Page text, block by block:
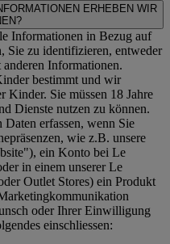
ERHEBEN WIR
Informationen in Bezug auf
Sie zu identifizieren, entweder
Informationen.
bestimmt und wir
Kinder. Sie müssen 18 Jahre
Dienste nutzen zu können.
erfassen, wenn Sie
wie z.B. unsere
"), ein Konto bei Le
in einem unserer Le
Outlet Stores) ein Produkt
oder Ihrer Einwilligung
einschliessen: